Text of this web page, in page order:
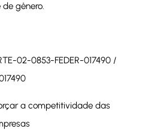
gênero.
02-0853-FEDER-017490 /
a competitividade das